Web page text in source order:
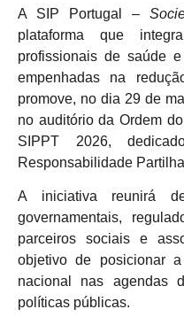
A SIP Portugal –
plataforma que
profissionais de saúde
empenhadas na
promove, no dia 29 de
no auditório da Ordem
SIPPT 2026,
Responsabilidade
A iniciativa reunirá
governamentais,
parceiros sociais e
objetivo de posicionar
nacional nas agendas
políticas públicas.